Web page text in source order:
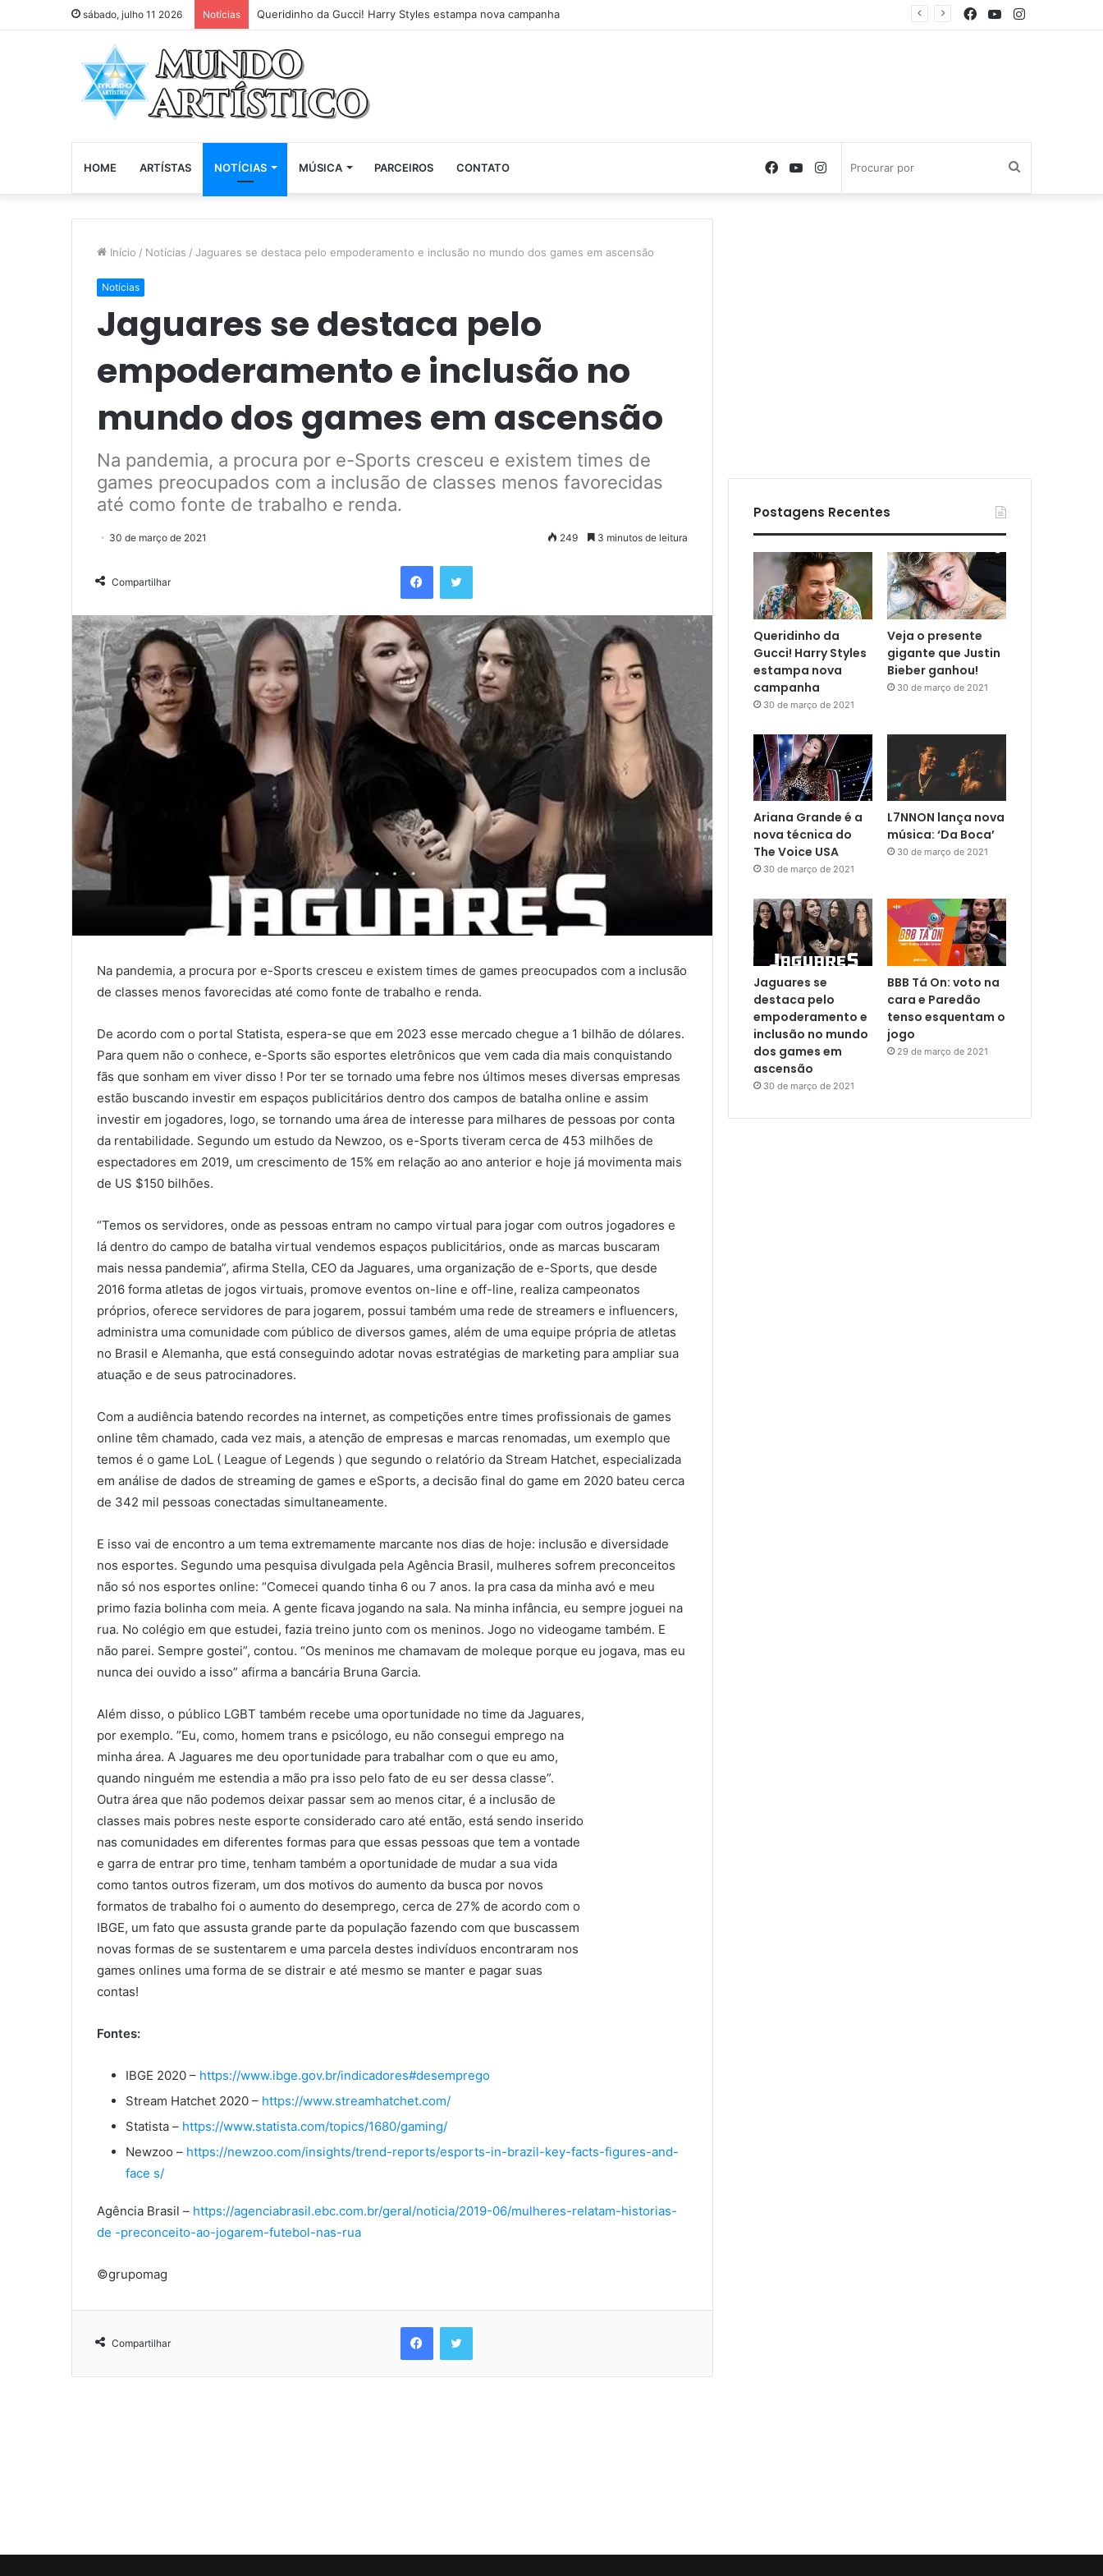
sábado, julho 11 2026 Notícias Queridinho da Gucci! Harry Styles estampa nova campanha YouTube
Facebook
HOME ARTÍSTAS NOTÍCIAS MÚSICA PARCEIROS CONTATO Instagram
YouTube
Facebook
Início / Notícias / Jaguares se destaca pelo empoderamento e inclusão no mundo dos games em ascensão
Notícias
Jaguares se destaca pelo
empoderamento e inclusão no
mundo dos games em ascensão
Na pandemia, a procura por e-Sports cresceu e existem times de
games preocupados com a inclusão de classes menos favorecidas
até como fonte de trabalho e renda.
30 de março de 2021 249 3 minutos de leitura
Compartilhar
Facebook Twitter
Na pandemia, a procura por e-Sports cresceu e existem times de games preocupados com a inclusão
de classes menos favorecidas até como fonte de trabalho e renda.
De acordo com o portal Statista, espera-se que em 2023 esse mercado chegue a 1 bilhão de dólares.
Para quem não o conhece, e-Sports são esportes eletrônicos que vem cada dia mais conquistando
fãs que sonham em viver disso ! Por ter se tornado uma febre nos últimos meses diversas empresas
estão buscando investir em espaços publicitários dentro dos campos de batalha online e assim
investir em jogadores, logo, se tornando uma área de interesse para milhares de pessoas por conta
da rentabilidade. Segundo um estudo da Newzoo, os e-Sports tiveram cerca de 453 milhões de
espectadores em 2019, um crescimento de 15% em relação ao ano anterior e hoje já movimenta mais
de US $150 bilhões.
“Temos os servidores, onde as pessoas entram no campo virtual para jogar com outros jogadores e
lá dentro do campo de batalha virtual vendemos espaços publicitários, onde as marcas buscaram
mais nessa pandemia”, afirma Stella, CEO da Jaguares, uma organização de e-Sports, que desde
2016 forma atletas de jogos virtuais, promove eventos on-line e off-line, realiza campeonatos
próprios, oferece servidores de para jogarem, possui também uma rede de streamers e influencers,
administra uma comunidade com público de diversos games, além de uma equipe própria de atletas
no Brasil e Alemanha, que está conseguindo adotar novas estratégias de marketing para ampliar sua
atuação e de seus patrocinadores.
Com a audiência batendo recordes na internet, as competições entre times profissionais de games
online têm chamado, cada vez mais, a atenção de empresas e marcas renomadas, um exemplo que
temos é o game LoL ( League of Legends ) que segundo o relatório da Stream Hatchet, especializada
em análise de dados de streaming de games e eSports, a decisão final do game em 2020 bateu cerca
de 342 mil pessoas conectadas simultaneamente.
E isso vai de encontro a um tema extremamente marcante nos dias de hoje: inclusão e diversidade
nos esportes. Segundo uma pesquisa divulgada pela Agência Brasil, mulheres sofrem preconceitos
não só nos esportes online: “Comecei quando tinha 6 ou 7 anos. Ia pra casa da minha avó e meu
primo fazia bolinha com meia. A gente ficava jogando na sala. Na minha infância, eu sempre joguei na
rua. No colégio em que estudei, fazia treino junto com os meninos. Jogo no videogame também. E
não parei. Sempre gostei”, contou. “Os meninos me chamavam de moleque porque eu jogava, mas eu
nunca dei ouvido a isso” afirma a bancária Bruna Garcia.
Além disso, o público LGBT também recebe uma oportunidade no time da Jaguares,
por exemplo. ”Eu, como, homem trans e psicólogo, eu não consegui emprego na
minha área. A Jaguares me deu oportunidade para trabalhar com o que eu amo,
quando ninguém me estendia a mão pra isso pelo fato de eu ser dessa classe”.
Outra área que não podemos deixar passar sem ao menos citar, é a inclusão de
classes mais pobres neste esporte considerado caro até então, está sendo inserido
nas comunidades em diferentes formas para que essas pessoas que tem a vontade
e garra de entrar pro time, tenham também a oportunidade de mudar a sua vida
como tantos outros fizeram, um dos motivos do aumento da busca por novos
formatos de trabalho foi o aumento do desemprego, cerca de 27% de acordo com o
IBGE, um fato que assusta grande parte da população fazendo com que buscassem
novas formas de se sustentarem e uma parcela destes indivíduos encontraram nos
games onlines uma forma de se distrair e até mesmo se manter e pagar suas
contas!
Fontes:
IBGE 2020 – https://www.ibge.gov.br/indicadores#desemprego
Stream Hatchet 2020 – https://www.streamhatchet.com/
Statista – https://www.statista.com/topics/1680/gaming/
Newzoo – https://newzoo.com/insights/trend-reports/esports-in-brazil-key-facts-figures-and-
face s/
Agência Brasil – https://agenciabrasil.ebc.com.br/geral/noticia/2019-06/mulheres-relatam-historias-
de -preconceito-ao-jogarem-futebol-nas-rua
©grupomag
Compartilhar
Facebook Twitter
Postagens Recentes
Queridinho da
Gucci! Harry Styles
estampa nova
campanha
30 de março de 2021
Veja o presente
gigante que Justin
Bieber ganhou!
30 de março de 2021
Ariana Grande é a
nova técnica do
The Voice USA
30 de março de 2021
L7NNON lança nova
música: ‘Da Boca’
30 de março de 2021
Jaguares se
destaca pelo
empoderamento e
inclusão no mundo
dos games em
ascensão
30 de março de 2021
BBB Tá On: voto na
cara e Paredão
tenso esquentam o
jogo
29 de março de 2021